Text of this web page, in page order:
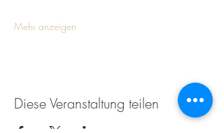
Mehr anzeigen
Diese Veranstaltung teilen